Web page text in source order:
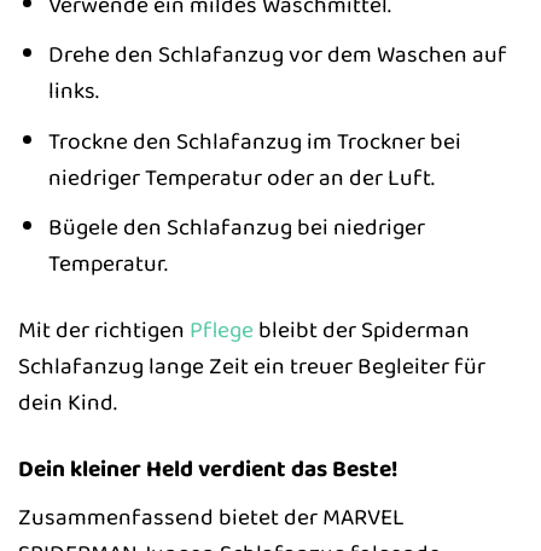
Drehe den Schlafanzug vor dem Waschen auf
links.
Trockne den Schlafanzug im Trockner bei
niedriger Temperatur oder an der Luft.
Bügele den Schlafanzug bei niedriger
Temperatur.
Mit der richtigen Pflege bleibt der Spiderman
Schlafanzug lange Zeit ein treuer Begleiter für
dein Kind.
Dein kleiner Held verdient das Beste!
Zusammenfassend bietet der MARVEL